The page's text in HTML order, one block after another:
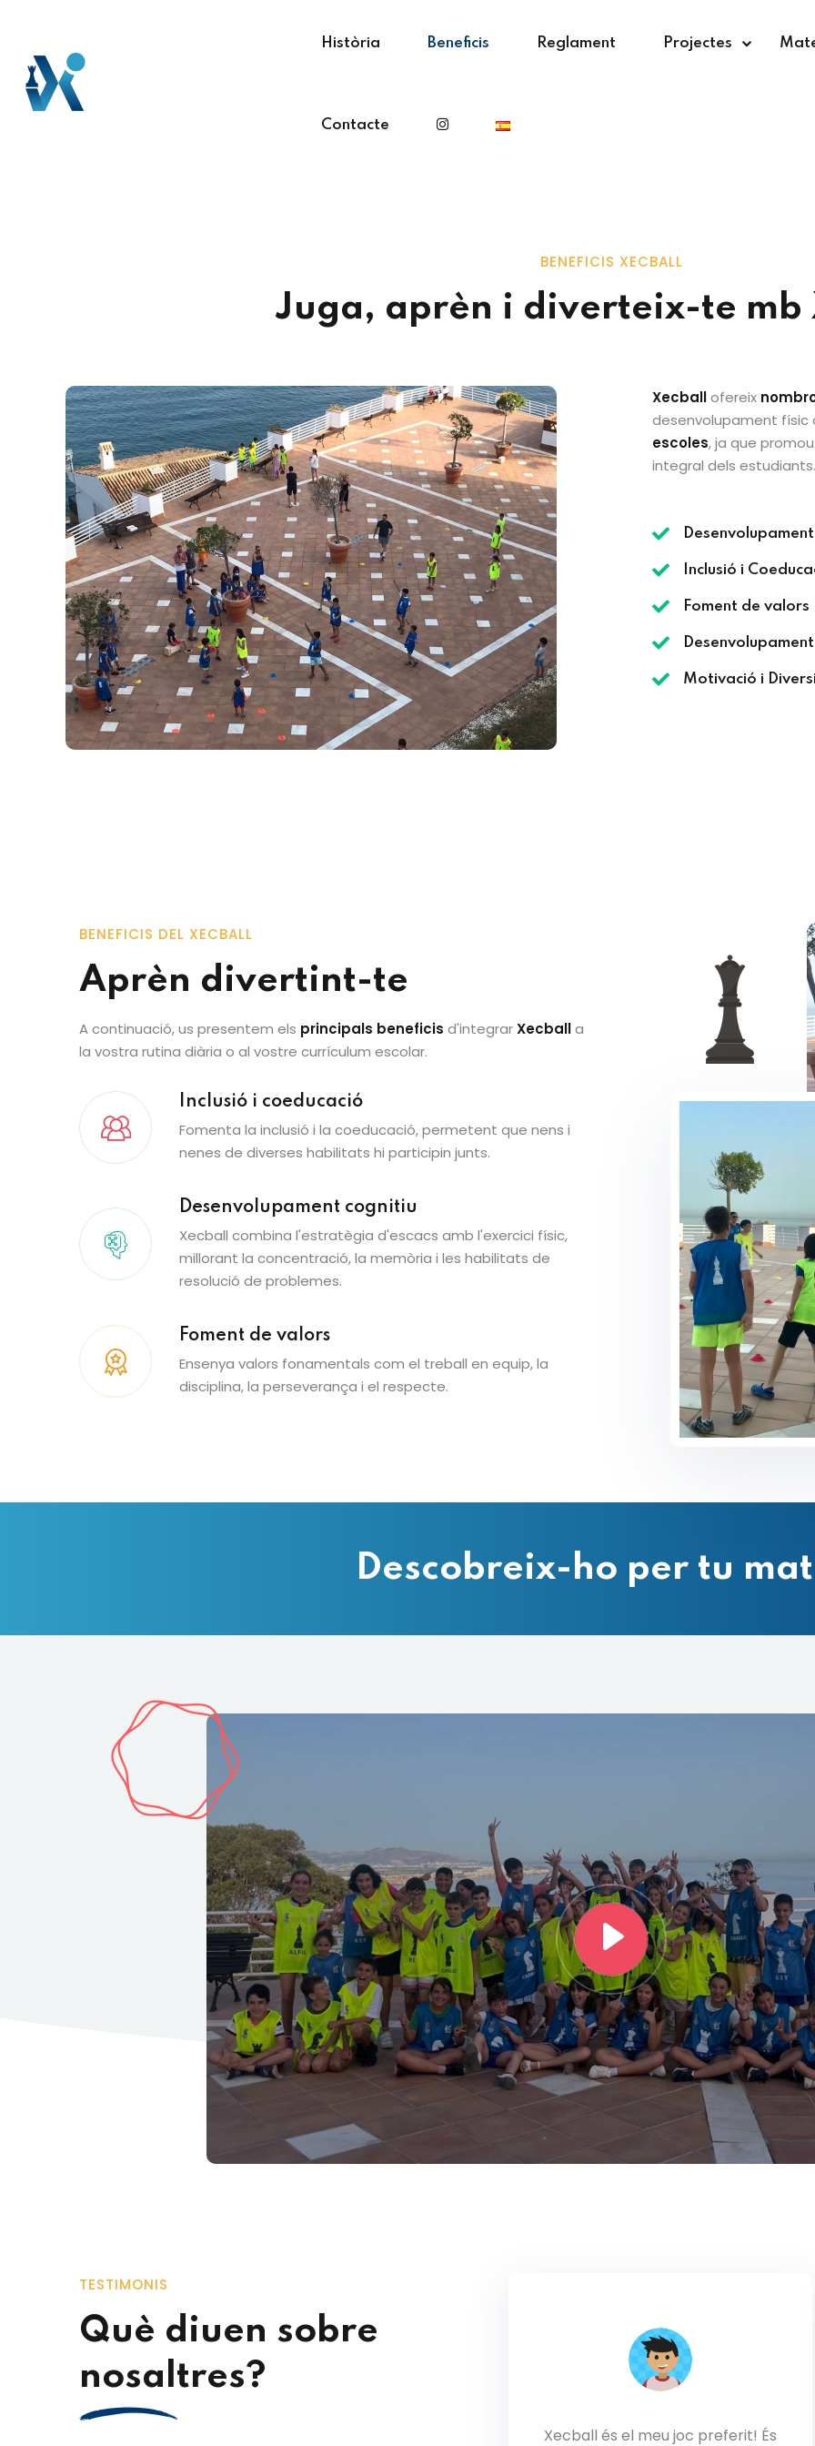
Història Beneficis Reglament Projectes
Contacte
BENEFICIS XECBALL
Juga, aprèn i diverteix-te mb
Xecballofereix
desenvolupament físic
escoles, ja que
integral dels estudiants.
Inclusió i
Foment de valors
Desenvolupament
Motivació i
BENEFICIS DEL XECBALL
Aprèn divertint-te
A continuació, us presentem els principals beneficis d'integrarXecballa
la vostra rutina diària o al vostre currículum escolar.
Inclusió i coeducació
Fomenta la inclusió i la coeducació, permetent que nens i
nenes de diverses habilitats hi participin junts.
Desenvolupament cognitiu
Xecball combina l'estratègia d'escacs amb l'exercici físic,
millorant la concentració, la memòria i les habilitats de
resolució de problemes.
Foment de valors
Ensenya valors fonamentals com el treball en equip, la
disciplina, la perseverança i el respecte.
Descobreix-ho per tu
TESTIMONIS
Què diuen sobre
nosaltres?
Xecball és el meu joc preferit! És